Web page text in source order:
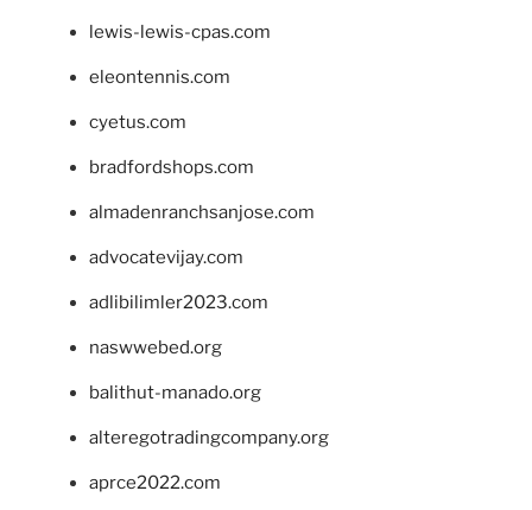
lewis-lewis-cpas.com
eleontennis.com
cyetus.com
bradfordshops.com
almadenranchsanjose.com
advocatevijay.com
adlibilimler2023.com
naswwebed.org
balithut-manado.org
alteregotradingcompany.org
aprce2022.com